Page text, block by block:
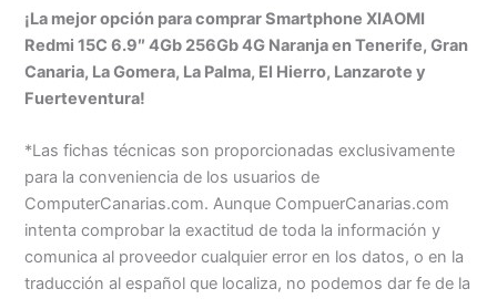
¡La mejor opción para comprar Smartphone XIAOMI
Redmi 15C 6.9″ 4Gb 256Gb 4G Naranja en Tenerife, Gran
Canaria, La Gomera, La Palma, El Hierro, Lanzarote y
Fuerteventura!
*Las fichas técnicas son proporcionadas exclusivamente
para la conveniencia de los usuarios de
ComputerCanarias.com. Aunque CompuerCanarias.com
intenta comprobar la exactitud de toda la información y
comunica al proveedor cualquier error en los datos, o en la
traducción al español que localiza, no podemos dar fe de la